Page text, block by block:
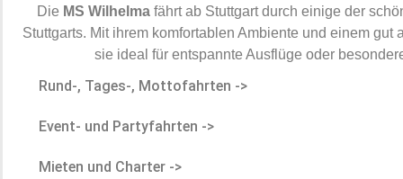
Die MS Wilhelmafährt ab Stuttgart durch einige der
Stuttgarts. Mit ihrem komfortablen Ambiente und einem gut
sie ideal für entspannte Ausflüge oder
Rund-, Tages-, Mottofahrten ->
Event- und Partyfahrten ->
Mieten und Charter ->